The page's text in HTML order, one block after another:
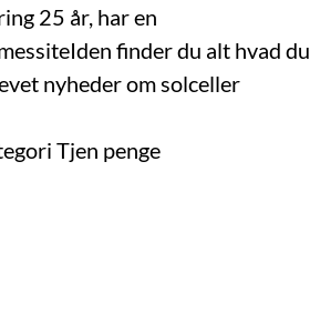
25 år, har en
finder du alt hvad du
nyheder om solceller
Tjen penge